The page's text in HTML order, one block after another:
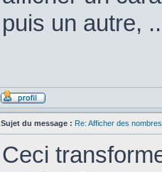
puis un autre,
Sujet du message : Re: Afficher des
Ceci